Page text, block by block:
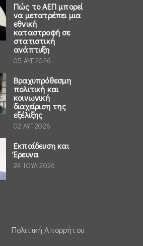
Πώς το ΑΕΠ μπορεί
να μετατρέπει μια
εθνική
καταστροφή σε
στατιστική
ανάπτυξη
05 ΑΥΓ 2026
Βραχυπρόθεσμη
πολιτική και
κοινωνική
διαχείριση της
εξέλιξης
02 ΑΥΓ 2026
Εκπαίδευση και
Έρευνα
24 ΙΟΥΛ 2026
Πολιτική Απορρήτου